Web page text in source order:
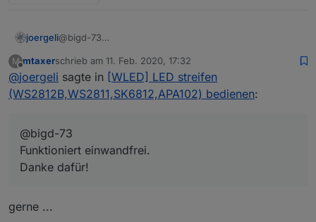
joergeli@bigd-73
Danke dafür!
M
Offline
mtaxerschrieb am 11. Feb. 2020, 17:32
zuletzt editiert von
@joergeli sagte in [WLED] LED streifen
(WS2812B,WS2811,SK6812,APA102) bedienen:
@bigd-73
Funktioniert einwandfrei.
Danke dafür!
gerne ...